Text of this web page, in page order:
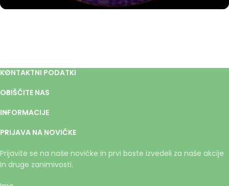
KONTAKTNI PODATKI
OBIŠČITE NAS
INFORMACIJE
PRIJAVA NA NOVIČKE
Prijavite se na naše novičke in prvi boste izvedeli za naše akcije
in druge zanimivosti.